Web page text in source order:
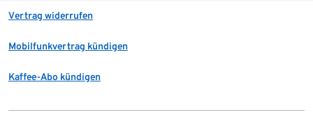
Vertrag widerrufen
Mobilfunkvertrag kündigen
Kaffee-Abo kündigen